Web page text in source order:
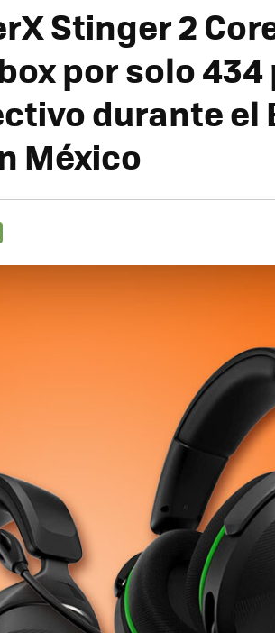
Stinger 2
por solo 434
durante el
México